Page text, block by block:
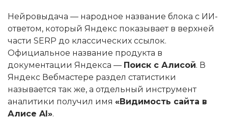
Нейровыдача — народное название блока с ИИ-
ответом, который Яндекс показывает в верхней
части SERP до классических ссылок.
Официальное название продукта в
документации Яндекса — Поиск с Алисой. В
Яндекс Вебмастере раздел статистики
называется так же, а отдельный инструмент
аналитики получил имя «Видимость сайта в
Алисе AI».